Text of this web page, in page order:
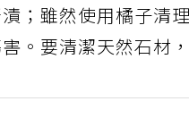
；雖然使用橘子清
。要清潔天然石材